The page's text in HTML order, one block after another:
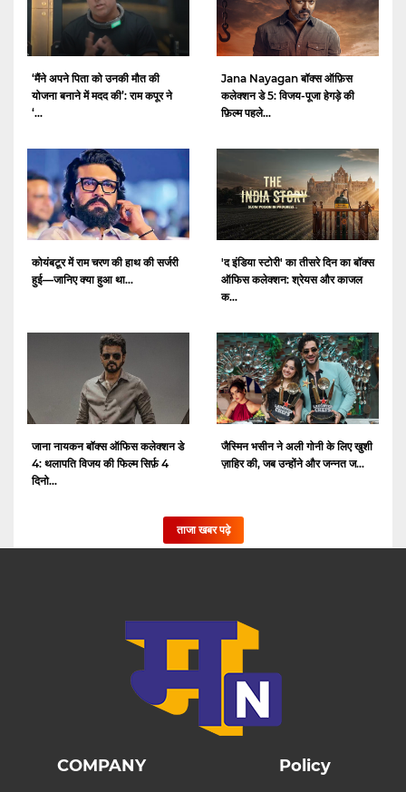
‘मैंने अपने पिता को उनकी मौत की
योजना बनाने में मदद की’: राम कपूर ने
‘...
Jana Nayagan बॉक्स ऑफ़िस
कलेक्शन डे 5: विजय-पूजा हेगड़े की
फ़िल्म पहले...
कोयंबटूर में राम चरण की हाथ की सर्जरी
हुई—जानिए क्या हुआ था...
'द इंडिया स्टोरी' का तीसरे दिन का बॉक्स
ऑफिस कलेक्शन: श्रेयस और काजल
क...
जाना नायकन बॉक्स ऑफिस कलेक्शन डे
4: थलापति विजय की फिल्म सिर्फ़ 4
दिनो...
जैस्मिन भसीन ने अली गोनी के लिए खुशी
ज़ाहिर की, जब उन्होंने और जन्नत ज...
ताजा खबर पढ़े
COMPANY Policy